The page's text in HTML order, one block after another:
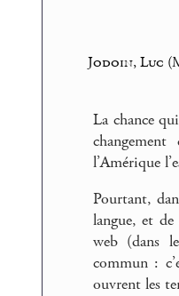
Jodoin, Luc
La chance
l’Amérique
Pourtant,
langue, et de
web (dans
commun :
ouvrent les